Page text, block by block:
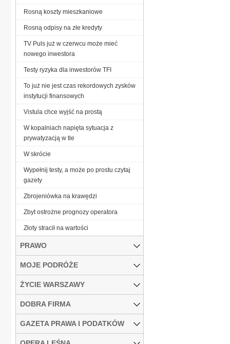
Rosną koszty mieszkaniowe
Rosną odpisy na złe kredyty
TV Puls już w czerwcu może mieć
nowego inwestora
Testy ryzyka dla inwestorów TFI
To już nie jest czas rekordowych zysków
instytucji finansowych
Vistula chce wyjść na prostą
W kopalniach napięta sytuacja z
prywatyzacją w tle
W skrócie
Wypełnij testy, a może po prostu czytaj
gazety
Zbrojeniówka na krawędzi
Zbyt ostrożne prognozy operatora
Złoty stracił na wartości
PRAWO
MOJE PODRÓŻE
ŻYCIE WARSZAWY
DOBRA FIRMA
GAZETA PRAWA I PODATKÓW